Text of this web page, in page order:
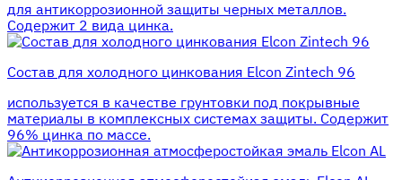
для антикоррозионной защиты черных металлов.
Содержит 2 вида цинка.
Состав для холодного цинкования Elcon Zintech 96
используется в качестве грунтовки под покрывные
материалы в комплексных системах защиты. Cодержит
96% цинка по массе.